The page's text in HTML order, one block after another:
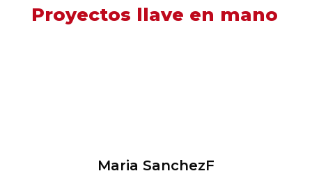
Proyectos llave en mano
Maria SanchezF